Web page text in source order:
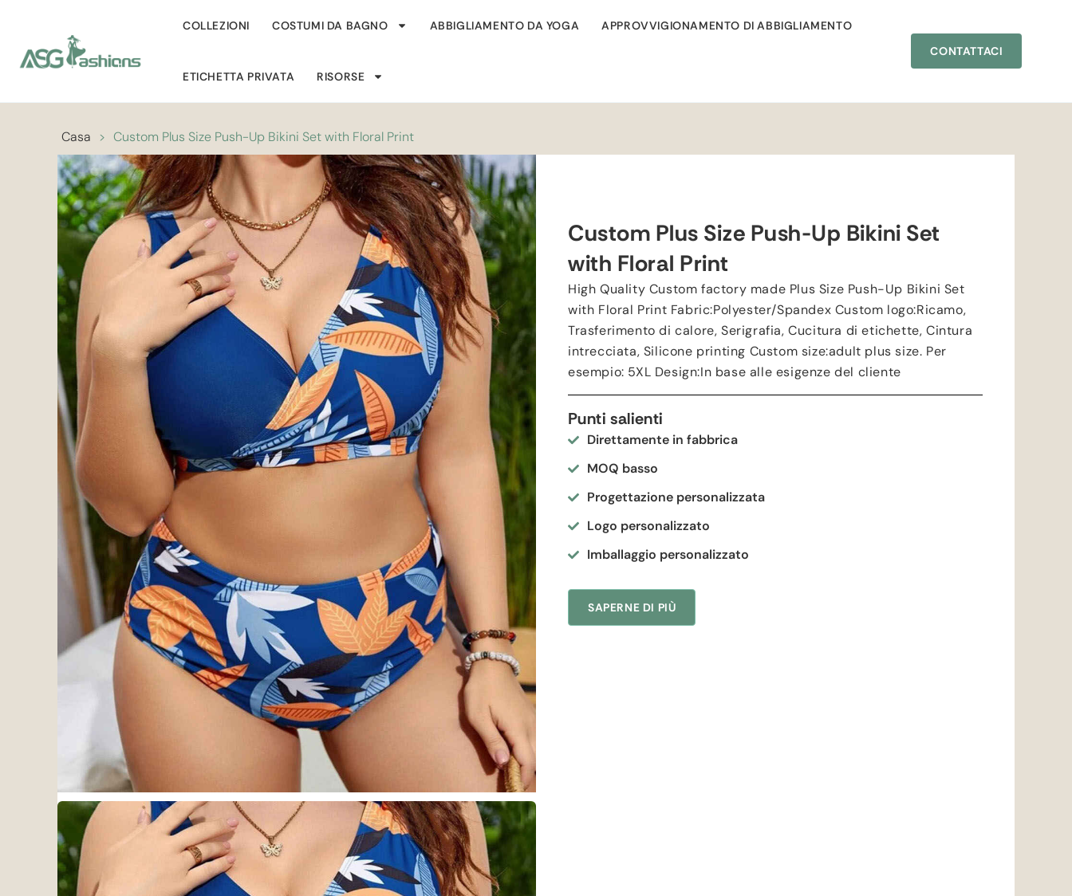
COLLEZIONI COSTUMI DA BAGNO ABBIGLIAMENTO DA YOGA APPROVVIGIONAMENTO DI ABBIGLIAMENTO
ETICHETTA PRIVATA RISORSE
CONTATTACI
Casa > Custom Plus Size Push-Up Bikini Set with Floral Print
Custom Plus Size Push-Up Bikini Set
with Floral Print
High Quality Custom factory made Plus Size Push-Up Bikini Set
with Floral Print Fabric:Polyester/Spandex Custom logo:Ricamo,
Trasferimento di calore, Serigrafia, Cucitura di etichette, Cintura
intrecciata, Silicone printing Custom size:adult plus size. Per
esempio: 5XL Design:In base alle esigenze del cliente
Punti salienti
Direttamente in fabbrica
MOQ basso
Progettazione personalizzata
Logo personalizzato
Imballaggio personalizzato
SAPERNE DI PIÙ